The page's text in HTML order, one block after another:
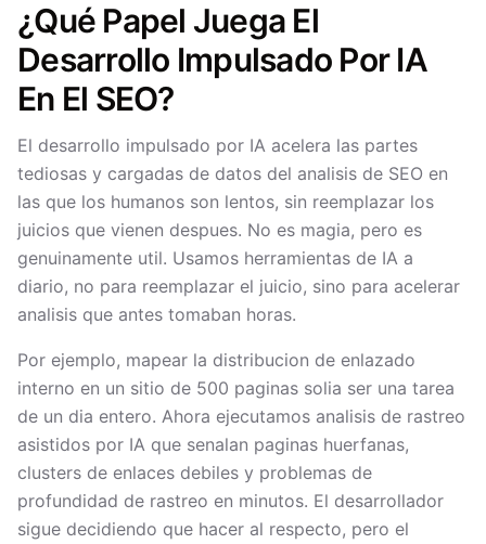
¿Qué Papel Juega El
Desarrollo Impulsado Por IA
En El SEO?
El desarrollo impulsado por IA acelera las partes
tediosas y cargadas de datos del analisis de SEO en
las que los humanos son lentos, sin reemplazar los
juicios que vienen despues. No es magia, pero es
genuinamente util. Usamos herramientas de IA a
diario, no para reemplazar el juicio, sino para acelerar
analisis que antes tomaban horas.
Por ejemplo, mapear la distribucion de enlazado
interno en un sitio de 500 paginas solia ser una tarea
de un dia entero. Ahora ejecutamos analisis de rastreo
asistidos por IA que senalan paginas huerfanas,
clusters de enlaces debiles y problemas de
profundidad de rastreo en minutos. El desarrollador
sigue decidiendo que hacer al respecto, pero el